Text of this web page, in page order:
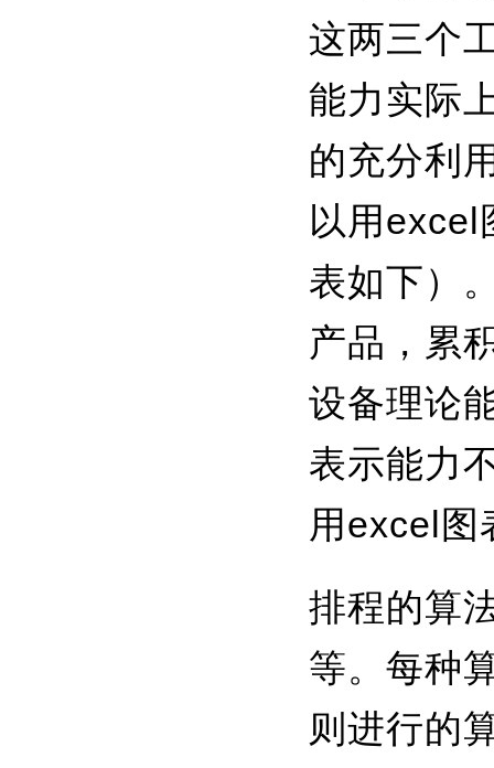
这两三个
能力实际
的充分利
以用excel
表如下）
产品，累
设备理论
表示能力
用excel图
排程的算
等。每种
则进行的